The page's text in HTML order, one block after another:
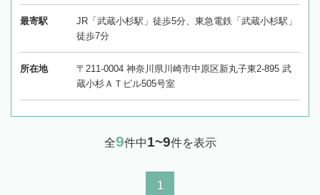
最寄駅
JR「武蔵小杉駅」徒歩5分、東急電鉄「武蔵小杉駅」
徒歩7分
所在地
〒211-0004 神奈川県川崎市中原区新丸子東2-895 武
蔵小杉ＡＴビル505号室
全9件中1~9件を表示
1